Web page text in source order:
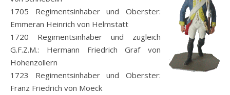
1705 Regimentsinhaber und Oberster:
Emmeran Heinrich von Helmstatt
1720 Regimentsinhaber und zugleich
G.F.Z.M.: Hermann Friedrich Graf von
Hohenzollern
1723 Regimentsinhaber und Oberster:
Franz Friedrich von Moeck